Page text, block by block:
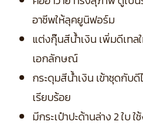
อาชีพให้ลุคยูนิฟอร์ม
แต่งกุ๊นสีน้ำเงิน เพิ่มดีเทล
เอกลักษณ์
กระดุมสีน้ำเงิน เข้าชุดกับ
เรียบร้อย
มีกระเป๋าปะด้านล่าง 2 ใบ